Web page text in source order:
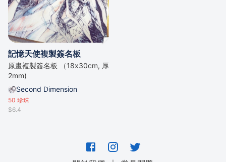
記憶天使複製簽名板
原畫複製簽名板 （18x30cm, 厚
2mm)
Second Dimension
50 珍珠
$6.4